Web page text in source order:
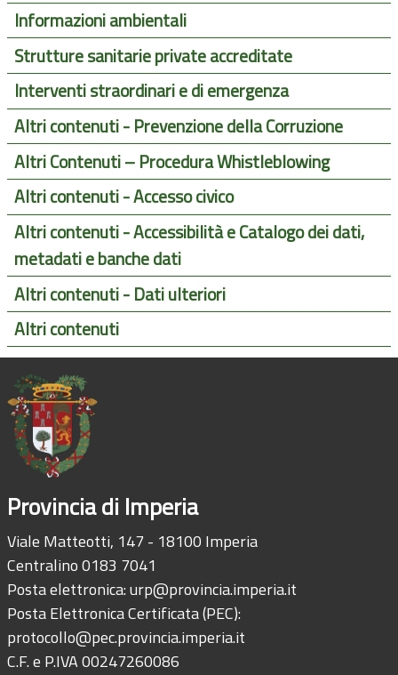
Informazioni ambientali
Strutture sanitarie private accreditate
Interventi straordinari e di emergenza
Altri contenuti - Prevenzione della Corruzione
Altri Contenuti – Procedura Whistleblowing
Altri contenuti - Accesso civico
Altri contenuti - Accessibilità e Catalogo dei dati,
metadati e banche dati
Altri contenuti - Dati ulteriori
Altri contenuti
Provincia di Imperia
Viale Matteotti, 147 - 18100 Imperia
Centralino 0183 7041
Posta elettronica:urp@provincia.imperia.it
Posta Elettronica Certificata (PEC):
protocollo@pec.provincia.imperia.it
C.F. e P.IVA 00247260086